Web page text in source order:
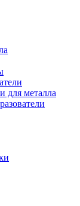
для металла